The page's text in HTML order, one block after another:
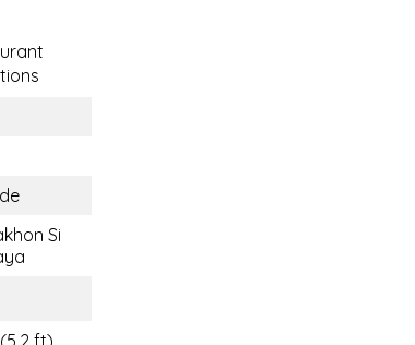
Si
ft)